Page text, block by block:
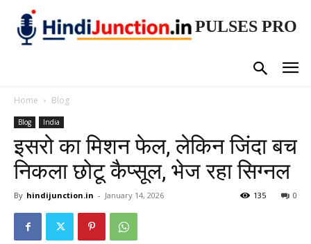
PULSES PRO
Home Blog
Blog India
इसरो का मिशन फेल, लेकिन जिंदा बच
निकला छोटू कैप्सूल, भेज रहा सिग्नल
By hindijunction.in - January 14, 2026 0
135